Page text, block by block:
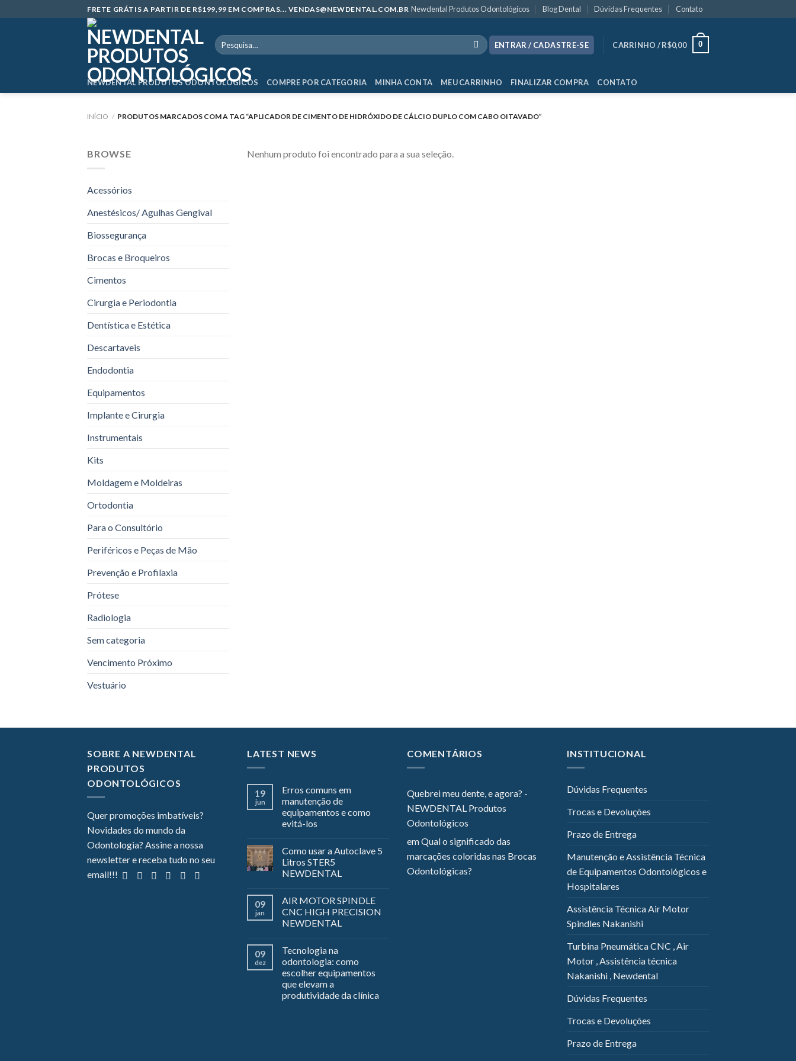
to
FRETE GRÁTIS A PARTIR DE R$199,99 EM COMPRAS... VENDAS@NEWDENTAL.COM.BR Newdental Produtos Odontológicos Blog Dental Dúvidas Frequentes Contato
Pesquisar
por:
ENTRAR / CADASTRE-SE CARRINHO /R$0,00 0
NEWDENTAL PRODUTOS ODONTOLÓGICOS COMPRE POR CATEGORIA MINHA CONTA MEU CARRINHO FINALIZAR COMPRA CONTATO
INÍCIO / PRODUTOS MARCADOS COM A TAG “APLICADOR DE CIMENTO DE HIDRÓXIDO DE CÁLCIO DUPLO COM CABO OITAVADO”
BROWSE
Acessórios
Anestésicos/ Agulhas Gengival
Biossegurança
Brocas e Broqueiros
Cimentos
Cirurgia e Periodontia
Dentística e Estética
Descartaveis
Endodontia
Equipamentos
Implante e Cirurgia
Instrumentais
Kits
Moldagem e Moldeiras
Ortodontia
Para o Consultório
Periféricos e Peças de Mão
Prevenção e Profilaxia
Prótese
Radiologia
Sem categoria
Vencimento Próximo
Vestuário
Nenhum produto foi encontrado para a sua seleção.
SOBRE A NEWDENTAL
PRODUTOS
ODONTOLÓGICOS
Quer promoções imbatíveis?
Novidades do mundo da
Odontologia? Assine a nossa
newsletter e receba tudo no seu
email!!!
LATEST NEWS
19
jun
Erros comuns em
manutenção de
equipamentos e como
evitá-los
Como usar a Autoclave 5
Litros STER5
NEWDENTAL
09
jan
AIR MOTOR SPINDLE
CNC HIGH PRECISION
NEWDENTAL
09
dez
Tecnologia na
odontologia: como
escolher equipamentos
que elevam a
produtividade da clínica
COMENTÁRIOS
Quebrei meu dente, e agora? -
NEWDENTAL Produtos
Odontológicos
emQual o significado das
marcações coloridas nas Brocas
Odontológicas?
INSTITUCIONAL
Dúvidas Frequentes
Trocas e Devoluções
Prazo de Entrega
Manutenção e Assistência Técnica
de Equipamentos Odontológicos e
Hospitalares
Assistência Técnica Air Motor
Spindles Nakanishi
Turbina Pneumática CNC , Air
Motor , Assistência técnica
Nakanishi , Newdental
Dúvidas Frequentes
Trocas e Devoluções
Prazo de Entrega